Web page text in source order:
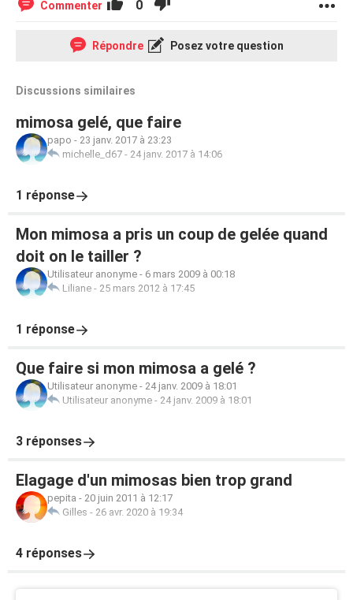
Commenter 0
Répondre Posez votre question
Discussions similaires
mimosa gelé, que faire
papo - 23 janv. 2017 à 23:23
michelle_d67 - 24 janv. 2017 à 14:06
1 réponse
Mon mimosa a pris un coup de gelée quand
doit on le tailler ?
Utilisateur anonyme - 6 mars 2009 à 00:18
Liliane - 25 mars 2012 à 17:45
1 réponse
Que faire si mon mimosa a gelé ?
Utilisateur anonyme - 24 janv. 2009 à 18:01
Utilisateur anonyme - 24 janv. 2009 à 18:01
3 réponses
Elagage d'un mimosas bien trop grand
pepita - 20 juin 2011 à 12:17
Gilles - 26 avr. 2020 à 19:34
4 réponses